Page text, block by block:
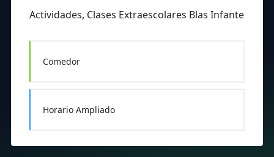
Actividades, Clases Extraescolares Blas Infante
Comedor
Horario Ampliado